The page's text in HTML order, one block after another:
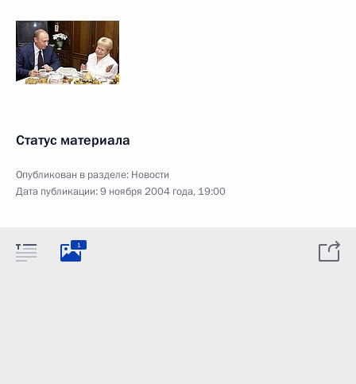
Статус материала
Опубликован в разделе: Новости
Дата публикации:9 ноября 2004 года, 19:00
1